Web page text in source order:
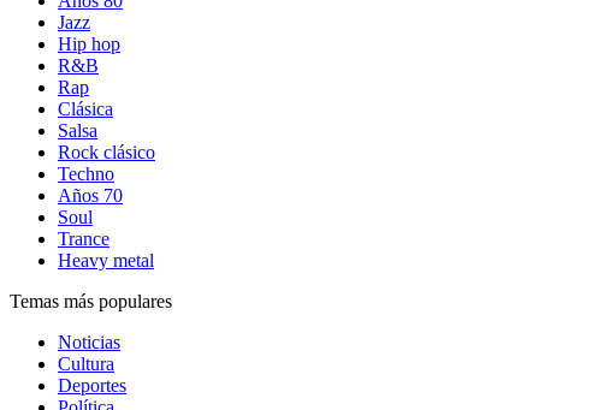
Jazz
Hip hop
R&B
Rap
Clásica
Salsa
Rock clásico
Techno
Años 70
Soul
Trance
Heavy metal
Temas más populares
Noticias
Cultura
Deportes